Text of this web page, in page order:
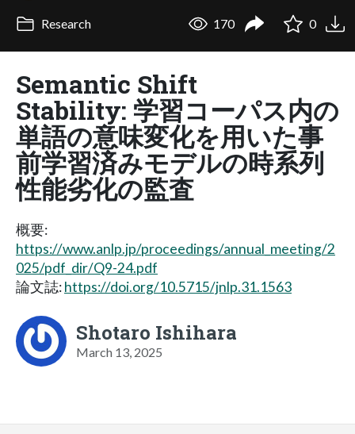
Research 170 0
Semantic Shift
Stability: 学習コーパス内の
単語の意味変化を用いた事
前学習済みモデルの時系列
性能劣化の監査
概要:
https://www.anlp.jp/proceedings/annual_meeting/2
025/pdf_dir/Q9-24.pdf
論文誌:https://doi.org/10.5715/jnlp.31.1563
Shotaro Ishihara
March 13, 2025